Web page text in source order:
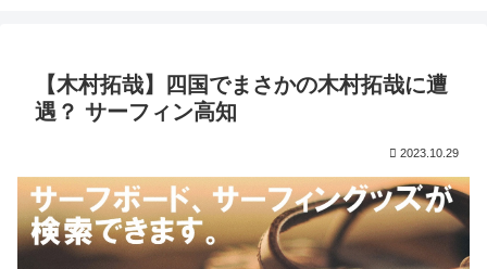
【木村拓哉】四国でまさかの木村拓哉に遭
遇？ サーフィン高知
2023.10.29